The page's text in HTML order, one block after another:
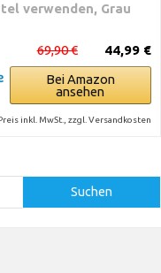
verwenden, Grau
44,99 €
69,90 €
Bei Amazon
ansehen
inkl. MwSt., zzgl. Versandkosten
Suchen